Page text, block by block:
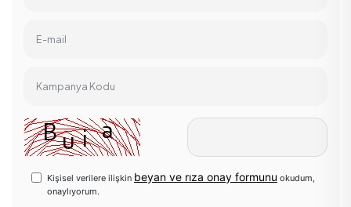
E-mail
Kampanya Kodu
Kişisel verilere ilişkin beyan ve rıza onay formunu okudum,
onaylıyorum.